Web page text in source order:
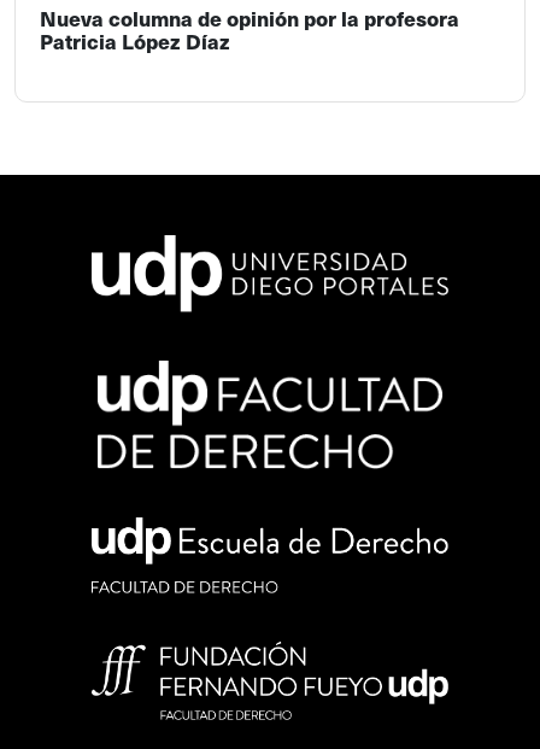
Nueva columna de opinión por la profesora
Patricia López Díaz